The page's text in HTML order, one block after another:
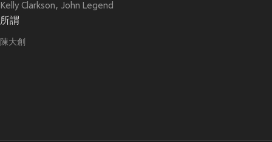
Kelly Clarkson John Legend
所謂
陳大創